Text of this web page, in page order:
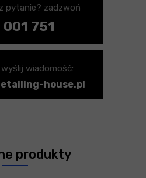
pytanie? zadzwoń
751
wyślij wiadomość:
house.pl
produkty